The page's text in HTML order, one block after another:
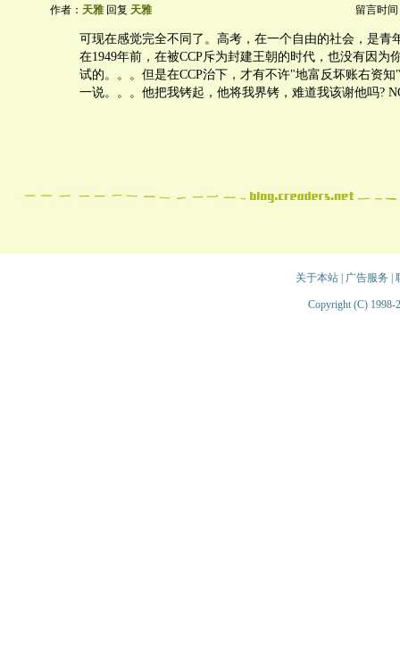
作者： 天雅 回复 天雅 留言时间
可现在感觉完全不同了。高考，在一个自由的社会，是青
在1949年前，在被CCP斥为封建王朝的时代，也没有因为
试的。。。但是在CCP治下，才有不许"地富反坏账右资
一说。。。他把我铐起，他将我界铐，难道我该谢他吗?
关于本站| 广告服务
Copyright (C) 1998-